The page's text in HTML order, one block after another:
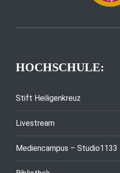
HOCHSCHULE:
Stift Heiligenkreuz
Livestream
Mediencampus – Studio1133